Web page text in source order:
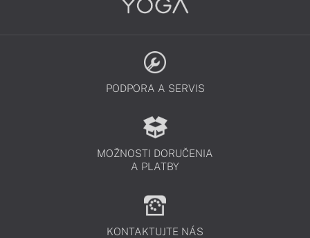
PODPORA A SERVIS
MOŽNOSTI DORUČENIA
A PLATBY
KONTAKTUJTE NÁS